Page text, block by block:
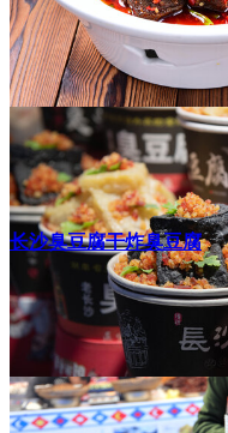
长沙臭豆腐干炸臭豆腐